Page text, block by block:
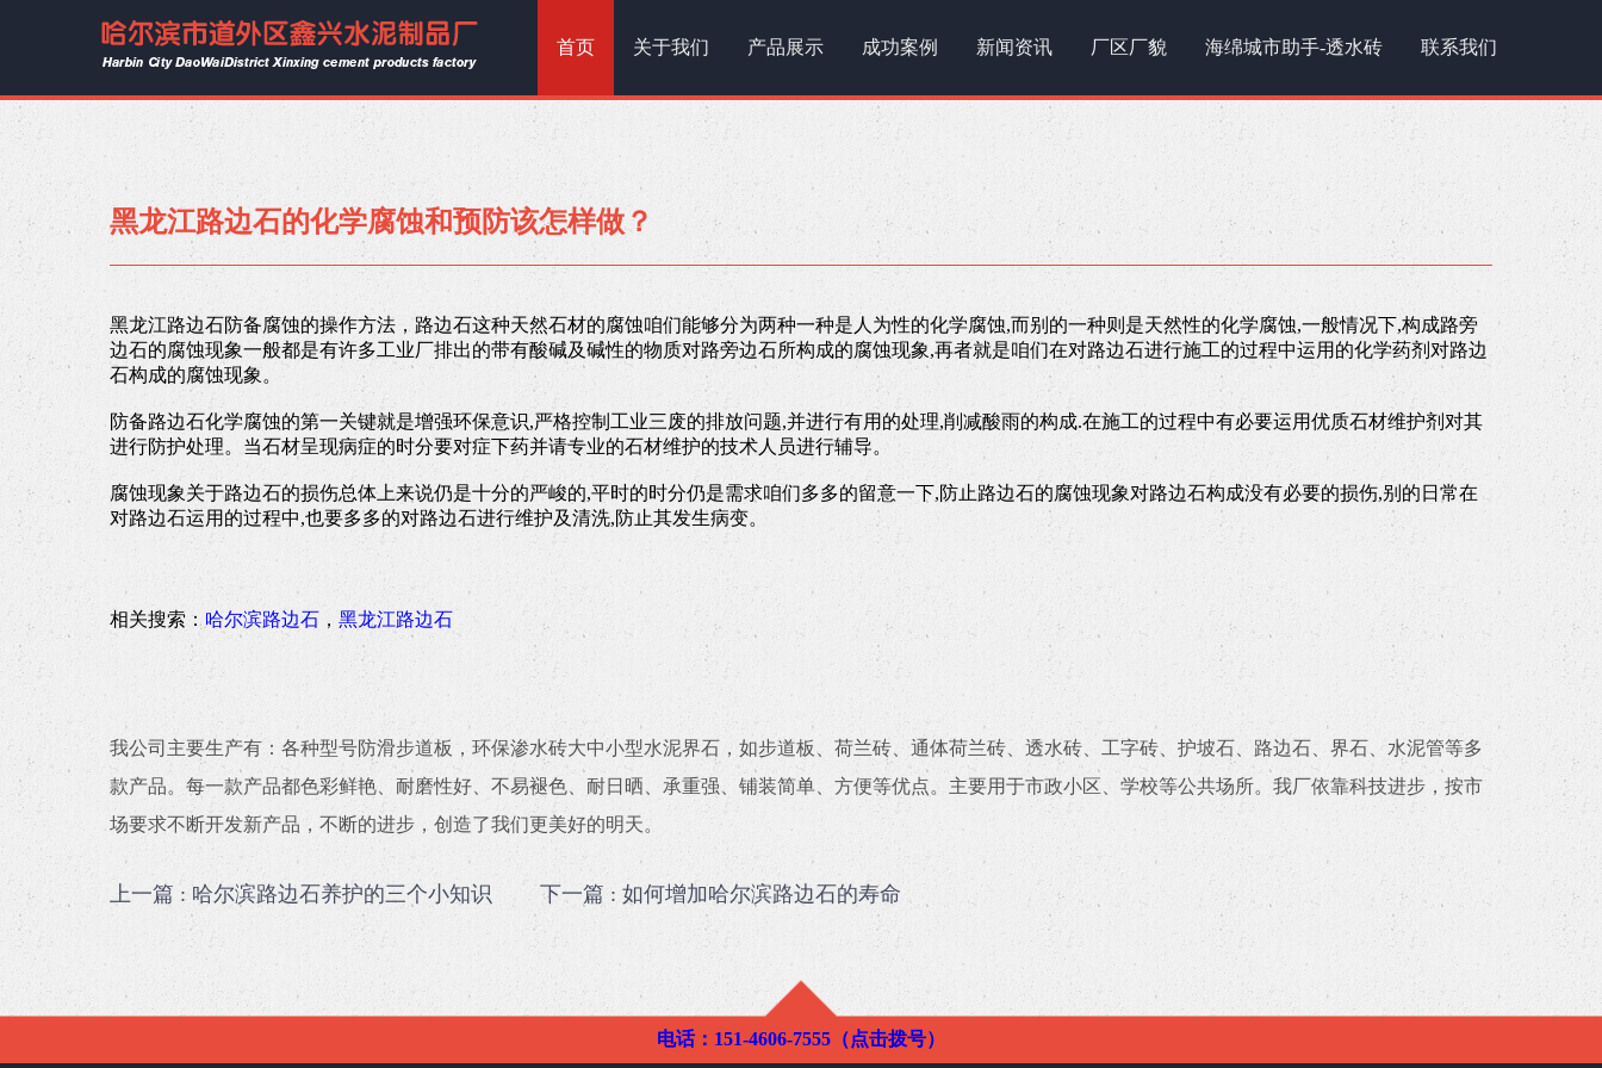
首页 关于我们 产品展示 成功案例 新闻资讯 厂区厂貌 海绵城市助手-透水砖 联系我们
黑龙江路边石的化学腐蚀和预防该怎样做？
黑龙江路边石防备腐蚀的操作方法，路边石这种天然石材的腐蚀咱们能够分为两种一种是人为性的化学腐蚀,而别的一种则是天然性的化学腐蚀,一般情况下,构成路旁
边石的腐蚀现象一般都是有许多工业厂排出的带有酸碱及碱性的物质对路旁边石所构成的腐蚀现象,再者就是咱们在对路边石进行施工的过程中运用的化学药剂对路边
石构成的腐蚀现象。
防备路边石化学腐蚀的第一关键就是增强环保意识,严格控制工业三废的排放问题,并进行有用的处理,削减酸雨的构成.在施工的过程中有必要运用优质石材维护剂对其
进行防护处理。当石材呈现病症的时分要对症下药并请专业的石材维护的技术人员进行辅导。
腐蚀现象关于路边石的损伤总体上来说仍是十分的严峻的,平时的时分仍是需求咱们多多的留意一下,防止路边石的腐蚀现象对路边石构成没有必要的损伤,别的日常在
对路边石运用的过程中,也要多多的对路边石进行维护及清洗,防止其发生病变。
相关搜索： 哈尔滨路边石 ， 黑龙江路边石
我公司主要生产有：各种型号防滑步道板，环保渗水砖大中小型水泥界石，如步道板、荷兰砖、通体荷兰砖、透水砖、工字砖、护坡石、路边石、界石、水泥管等多
款产品。每一款产品都色彩鲜艳、耐磨性好、不易褪色、耐日晒、承重强、铺装简单、方便等优点。主要用于市政小区、学校等公共场所。我厂依靠科技进步，按市
场要求不断开发新产品，不断的进步，创造了我们更美好的明天。
上一篇 : 哈尔滨路边石养护的三个小知识 下一篇 : 如何增加哈尔滨路边石的寿命
电话：151-4606-7555（点击拨号）